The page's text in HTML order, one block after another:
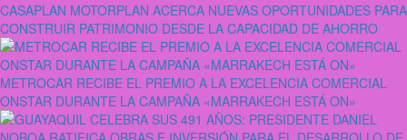
CASAPLAN MOTORPLAN ACERCA NUEVAS OPORTUNIDADES PARA
CONSTRUIR PATRIMONIO DESDE LA CAPACIDAD DE AHORRO
METROCAR RECIBE EL PREMIO A LA EXCELENCIA COMERCIAL
ONSTAR DURANTE LA CAMPAÑA «MARRAKECH ESTÁ ON»